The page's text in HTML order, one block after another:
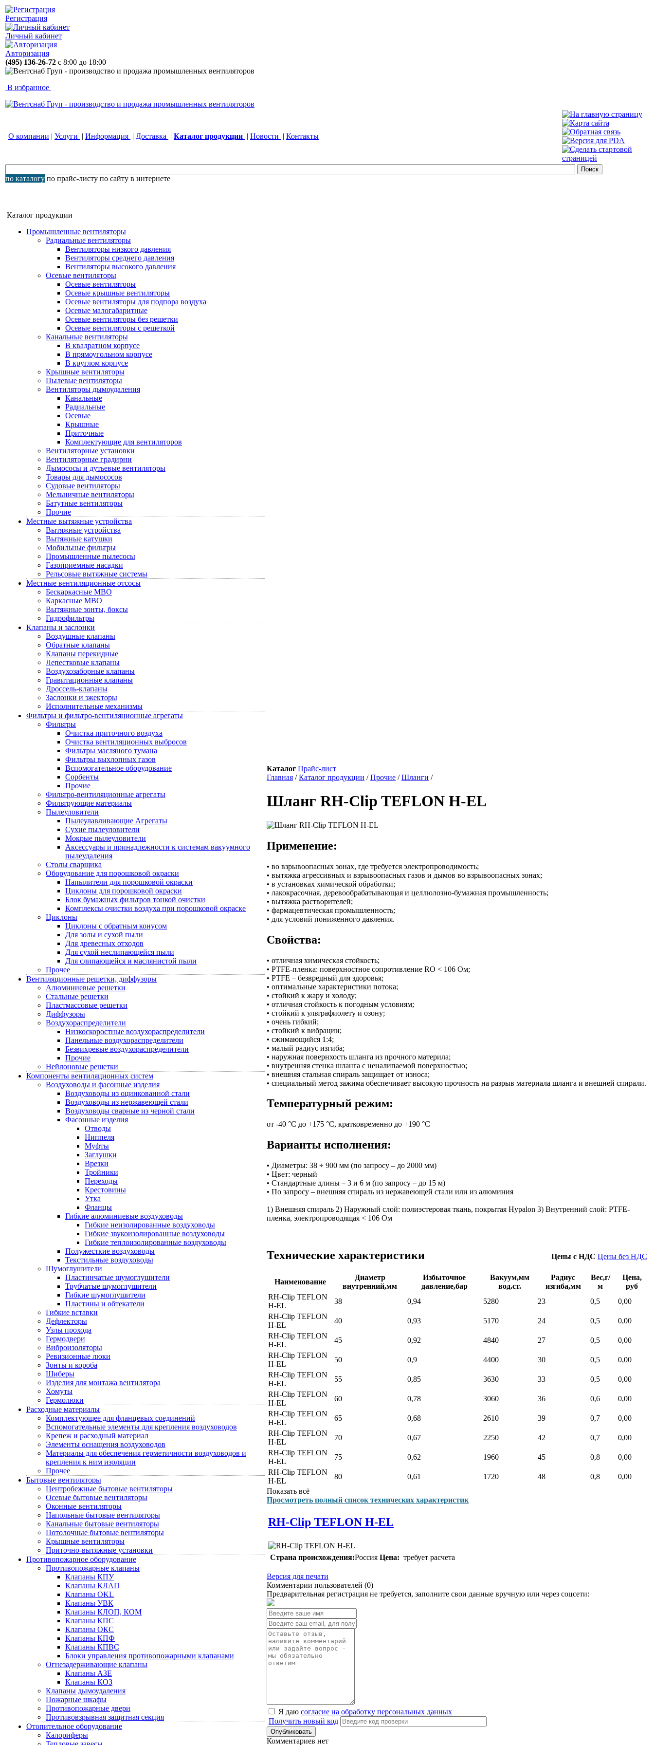
Регистрация
Личный кабинет
Авторизация
(495) 136-26-72 с 8:00 до 18:00
В избранное
О компании | Услуги | Информация | Доставка | Каталог продукции | Новости | Контакты
по каталогу по прайс-листу по сайту в интернете
Каталог продукции
Промышленные вентиляторы
Радиальные вентиляторы
Вентиляторы низкого давления
Вентиляторы среднего давления
Вентиляторы высокого давления
Осевые вентиляторы
Осевые вентиляторы
Осевые крышные вентиляторы
Осевые вентиляторы для подпора воздуха
Осевые малогабаритные
Осевые вентиляторы без решетки
Осевые вентиляторы с решеткой
Канальные вентиляторы
В квадратном корпусе
В прямоугольном корпусе
В круглом корпусе
Крышные вентиляторы
Пылевые вентиляторы
Вентиляторы дымоудаления
Канальные
Радиальные
Осевые
Крышные
Приточные
Комплектующие для вентиляторов
Вентиляторные установки
Вентиляторные градирни
Дымососы и дутьевые вентиляторы
Товары для дымососов
Судовые вентиляторы
Мельничные вентиляторы
Батутные вентиляторы
Прочие
Местные вытяжные устройства
Вытяжные устройства
Вытяжные катушки
Мобильные фильтры
Промышленные пылесосы
Газоприемные насадки
Рельсовые вытяжные системы
Местные вентиляционные отсосы
Бескаркасные МВО
Каркасные МВО
Вытяжные зонты, боксы
Гидрофильтры
Клапаны и заслонки
Воздушные клапаны
Обратные клапаны
Клапаны перекидные
Лепестковые клапаны
Воздухозаборные клапаны
Гравитационные клапаны
Дроссель-клапаны
Заслонки и эжекторы
Исполнительные механизмы
Фильтры и фильтро-вентиляционные агрегаты
Фильтры
Очистка приточного воздуха
Очистка вентиляционных выбросов
Фильтры масляного тумана
Фильтры выхлопных газов
Вспомогательное оборудование
Сорбенты
Прочие
Фильтро-вентиляционные агрегаты
Фильтрующие материалы
Пылеуловители
Пылеулавливающие Агрегаты
Сухие пылеуловители
Мокрые пылеуловители
Аксессуары и принадлежности к системам вакуумного
пылеудаления
Столы сварщика
Оборудование для порошковой окраски
Напылители для порошковой окраски
Циклоны для порошковой окраски
Блок бумажных фильтров тонкой очистки
Комплексы очистки воздуха при порошковой окраске
Циклоны
Циклоны с обратным конусом
Для золы и сухой пыли
Для древесных отходов
Для сухой неслипающейся пыли
Для слипающейся и маслянистой пыли
Прочее
Вентиляционные решетки, диффузоры
Алюминиевые решетки
Стальные решетки
Пластмассовые решетки
Диффузоры
Воздухораспределители
Низкоскоростные воздухораспределители
Панельные воздухораспределители
Безвихревые воздухораспределители
Прочие
Нейлоновые решетки
Компоненты вентиляционных систем
Воздуховоды и фасонные изделия
Воздуховоды из оцинкованной стали
Воздуховоды из нержавеющей стали
Воздуховоды сварные из черной стали
Фасонные изделия
Отводы
Ниппеля
Муфты
Заглушки
Врезки
Тройники
Переходы
Крестовины
Утка
Фланцы
Гибкие алюминиевые воздуховоды
Гибкие неизолированные воздуховоды
Гибкие звукоизолированные воздуховоды
Гибкие теплоизолированные воздуховоды
Полужесткие воздуховоды
Текстильные воздуховоды
Шумоглушители
Пластинчатые шумоглушители
Трубчатые шумоглушители
Гибкие шумоглушители
Пластины и обтекатели
Гибкие вставки
Дефлекторы
Узлы прохода
Гермодвери
Виброизоляторы
Ревизионные люки
Зонты и короба
Шиберы
Изделия для монтажа вентилятора
Хомуты
Гермолюки
Расходные материалы
Комплектующее для фланцевых соединений
Вспомогательные элементы для крепления воздуховодов
Крепеж и расходный материал
Элементы оснащения воздуховодов
Материалы для обеспечения герметичности воздуховодов и
крепления к ним изоляции
Прочее
Бытовые вентиляторы
Центробежные бытовые вентиляторы
Осевые бытовые вентиляторы
Оконные вентиляторы
Напольные бытовые вентиляторы
Канальные бытовые вентиляторы
Потолочные бытовые вентиляторы
Крышные вентиляторы
Приточно-вытяжные установки
Противопожарное оборудование
Противопожарные клапаны
Клапаны КПУ
Клапаны КЛАП
Клапаны OKL
Клапаны УВК
Клапаны КЛОП, КОМ
Клапаны КПС
Клапаны ОКС
Клапаны КПФ
Клапаны КПВС
Блоки управления противопожарными клапанами
Огнезадерживающие клапаны
Клапаны АЗЕ
Клапаны КОЗ
Клапаны дымоудаления
Пожарные шкафы
Противопожарные двери
Противовзрывная защитная секция
Отопительное оборудование
Калориферы
Каталог Прайс-лист
Главная /Каталог продукции /Прочие /Шланги /
Шланг RH-Clip TEFLON H-EL
Применение:
• во взрывоопасных зонах, где требуется электропроводимость;
• вытяжка агрессивных и взрывоопасных газов и дымов во взрывоопасных зонах;
• в установках химической обработки;
• лакокрасочная, деревообрабатывающая и целлюлозно-бумажная промышленность;
• вытяжка растворителей;
• фармацевтическая промышленность;
• для условий пониженного давления.
Свойства:
• отличная химическая стойкость;
• PTFE-пленка: поверхностное сопротивление RO < 106 Ом;
• PTFE – безвредный для здоровья;
• оптимальные характеристики потока;
• стойкий к жару и холоду;
• отличная стойкость к погодным условиям;
• стойкий к ультрафиолету и озону;
• очень гибкий;
• стойкий к вибрации;
• сжимающийся 1:4;
• малый радиус изгиба;
• наружная повернхость шланга из прочного материла;
• внутренняя стенка шланга с неналипаемой поверхностью;
• внешняя стальная спираль защищает от износа;
• специальный метод зажима обеспечивает высокую прочность на разрыв материала шланга и внешней спирали.
Температурный режим:
от -40 °C до +175 °C, кратковременно до +190 °C
Варианты исполнения:
• Диаметры: 38 ÷ 900 мм (по запросу – до 2000 мм)
• Цвет: черный
• Стандартные длины – 3 и 6 м (по запросу – до 15 м)
• По запросу – внешняя спираль из нержавеющей стали или из алюминия
1) Внешняя спираль 2) Наружный слой: полиэстеровая ткань, покрытая Hypalon 3) Внутренний слой: PTFE-
пленка, электропроводящая < 106 Ом
Технические характеристики Цены с НДС Цены без НДС
Наименование
Диаметр
внутренний,мм
Избыточное
давление,бар
Вакуум,мм
вод.ст.
Радиус
изгиба,мм
Вес,г/
м
Цена,
руб
RH-Clip TEFLON
H-EL
38 0,94 5280 23 0,5
0,00
RH-Clip TEFLON
H-EL
40 0,93 5170 24 0,5
0,00
RH-Clip TEFLON
H-EL
45 0,92 4840 27 0,5
0,00
RH-Clip TEFLON
H-EL
50 0,9 4400 30 0,5
0,00
RH-Clip TEFLON
H-EL
55 0,85 3630 33 0,5
0,00
RH-Clip TEFLON
H-EL
60 0,78 3060 36 0,6
0,00
RH-Clip TEFLON
H-EL
65 0,68 2610 39 0,7
0,00
RH-Clip TEFLON
H-EL
70 0,67 2250 42 0,7
0,00
RH-Clip TEFLON
H-EL
75 0,62 1960 45 0,8
0,00
RH-Clip TEFLON
H-EL
80 0,61 1720 48 0,8
0,00
Показать всё
Просмотреть полный список технических характеристик
RH-Clip TEFLON H-EL
Страна происхождения:Россия Цена: требует расчета
Версия для печати
Комментарии пользователей (0)
Предварительная регистрация не требуется, заполните свои данные вручную или через соцсети:
Я даю согласие на обработку персональных данных
Получить новый код
Комментариев нет